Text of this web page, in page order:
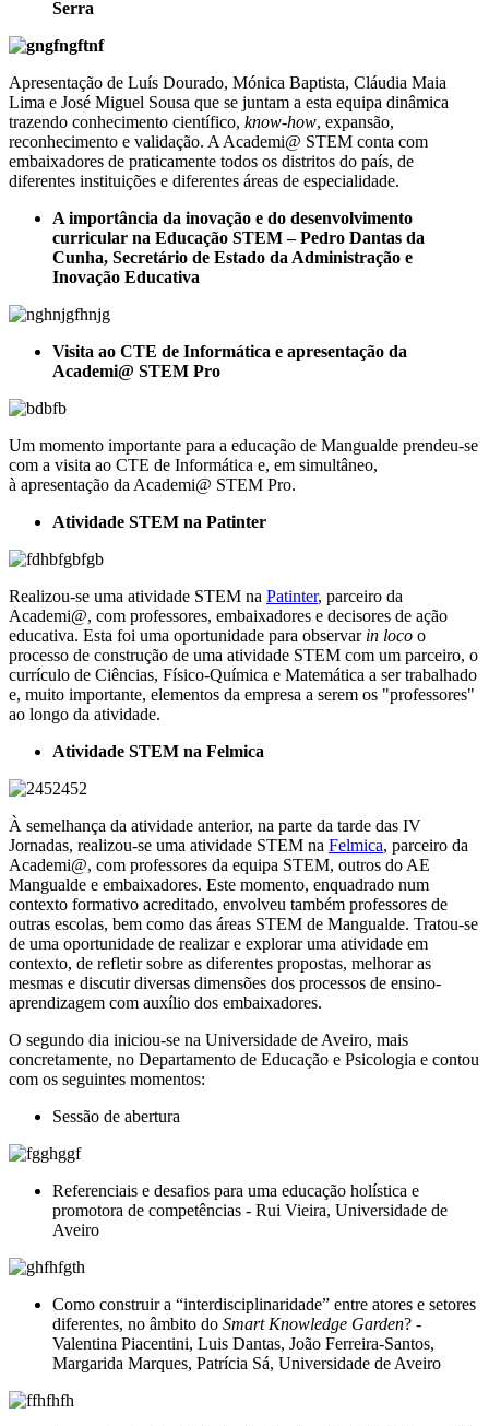
Serra
Apresentação de Luís Dourado, Mónica Baptista, Cláudia Maia
Lima e José Miguel Sousa que se juntam a esta equipa dinâmica
trazendo conhecimento científico, know-how, expansão,
reconhecimento e validação. A Academi@ STEM conta com
embaixadores de praticamente todos os distritos do país, de
diferentes instituições e diferentes áreas de especialidade.
A importância da inovação e do desenvolvimento
curricular na Educação STEM – Pedro Dantas da
Cunha, Secretário de Estado da Administração e
Inovação Educativa
Visita ao CTE de Informática e apresentação da
Academi@ STEM Pro
Um momento importante para a educação de Mangualde prendeu-se
com a visita ao CTE de Informática e, em simultâneo,
à apresentação da Academi@ STEM Pro.
Atividade STEM na Patinter
Realizou-se uma atividade STEM na Patinter, parceiro da
Academi@, com professores, embaixadores e decisores de ação
educativa. Esta foi uma oportunidade para observar in loco o
processo de construção de uma atividade STEM com um parceiro, o
currículo de Ciências, Físico-Química e Matemática a ser trabalhado
e, muito importante, elementos da empresa a serem os "professores"
ao longo da atividade.
Atividade STEM na Felmica
À semelhança da atividade anterior, na parte da tarde das IV
Jornadas, realizou-se uma atividade STEM na Felmica, parceiro da
Academi@, com professores da equipa STEM, outros do AE
Mangualde e embaixadores. Este momento, enquadrado num
contexto formativo acreditado, envolveu também professores de
outras escolas, bem como das áreas STEM de Mangualde. Tratou-se
de uma oportunidade de realizar e explorar uma atividade em
contexto, de refletir sobre as diferentes propostas, melhorar as
mesmas e discutir diversas dimensões dos processos de ensino-
aprendizagem com auxílio dos embaixadores.
O segundo dia iniciou-se na Universidade de Aveiro, mais
concretamente, no Departamento de Educação e Psicologia e contou
com os seguintes momentos:
Sessão de abertura
Referenciais e desafios para uma educação holística e
promotora de competências - Rui Vieira, Universidade de
Aveiro
Como construir a “interdisciplinaridade” entre atores e setores
diferentes, no âmbito do Smart Knowledge Garden? -
Valentina Piacentini, Luis Dantas, João Ferreira-Santos,
Margarida Marques, Patrícia Sá, Universidade de Aveiro